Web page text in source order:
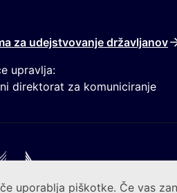
uporablja piškotke. Če vas
za udejstvovanje državljanov
upravlja:
direktorat za komuniciranje